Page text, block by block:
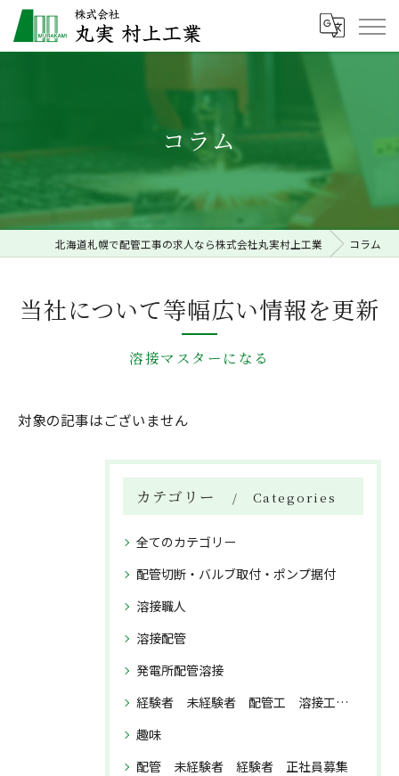
コラム
北海道札幌で配管工事の求人なら株式会社丸実村上工業 コラム
当社について等幅広い情報を更新
溶接マスターになる
対象の記事はございません
カテゴリー Categories
全てのカテゴリー
配管切断・バルブ取付・ポンプ据付
溶接職人
溶接配管
発電所配管溶接
経験者 未経験者 配管工 溶接工 正社員募集
趣味
配管 未経験者 経験者 正社員募集